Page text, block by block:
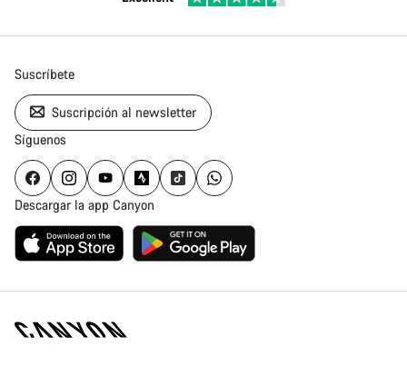
Suscríbete
Suscripción al newsletter
Síguenos
Descargar la app Canyon